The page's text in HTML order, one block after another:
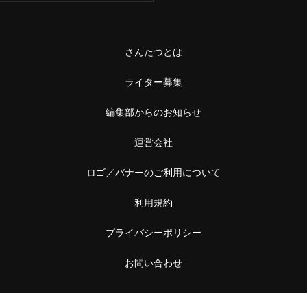
さんたつとは
ライター募集
編集部からのお知らせ
運営会社
ロゴ／バナーのご利用について
利用規約
プライバシーポリシー
お問い合わせ